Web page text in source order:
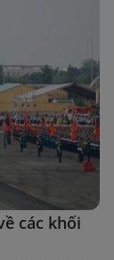
các khối